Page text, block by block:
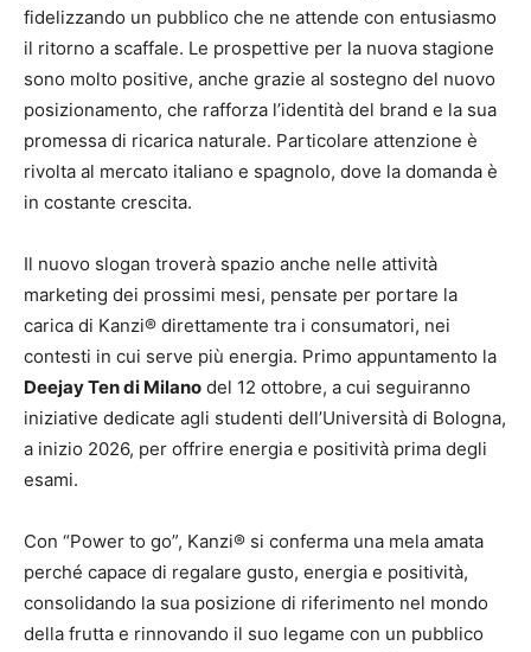
fidelizzando un pubblico che ne attende con entusiasmo
il ritorno a scaffale. Le prospettive per la nuova stagione
sono molto positive, anche grazie al sostegno del nuovo
posizionamento, che rafforza l’identità del brand e la sua
promessa di ricarica naturale. Particolare attenzione è
rivolta al mercato italiano e spagnolo, dove la domanda è
in costante crescita.
Il nuovo slogan troverà spazio anche nelle attività
marketing dei prossimi mesi, pensate per portare la
carica di Kanzi® direttamente tra i consumatori, nei
contesti in cui serve più energia. Primo appuntamento la
Deejay Ten di Milano del 12 ottobre, a cui seguiranno
iniziative dedicate agli studenti dell’Università di Bologna,
a inizio 2026, per offrire energia e positività prima degli
esami.
Con “Power to go”, Kanzi® si conferma una mela amata
perché capace di regalare gusto, energia e positività,
consolidando la sua posizione di riferimento nel mondo
della frutta e rinnovando il suo legame con un pubblico